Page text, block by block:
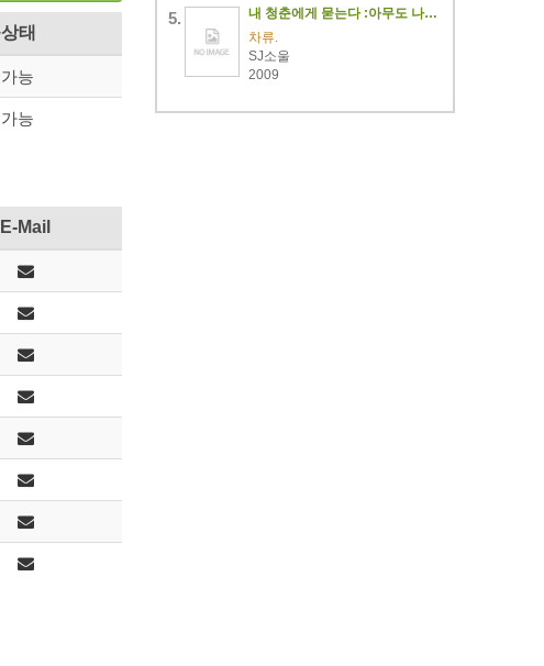
태
능
능
E-Mail
내 청춘에게 묻는다 :아무도 나에게 해주지 않았던 질문들
차류.
SJ소울
2009